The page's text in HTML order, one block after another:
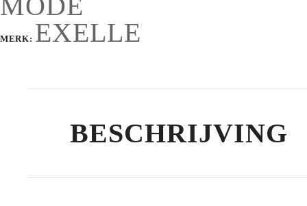
MERK: EXELLE
BESCHRIJVING